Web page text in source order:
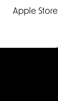
Apple Store